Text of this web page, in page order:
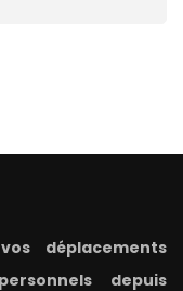
déplacements
depuis